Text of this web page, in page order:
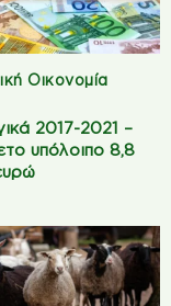
Οικονομία
2017-2021 –
υπόλοιπο 8,8